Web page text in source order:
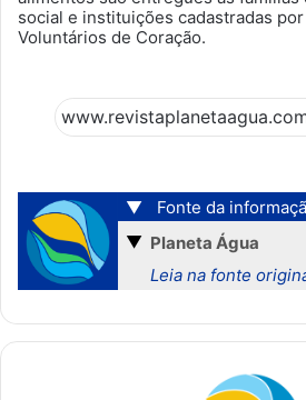
social e instituições cadastradas
Voluntários de Coração.
▼
Fonte da
▼ Planeta Água
Leia na fonte